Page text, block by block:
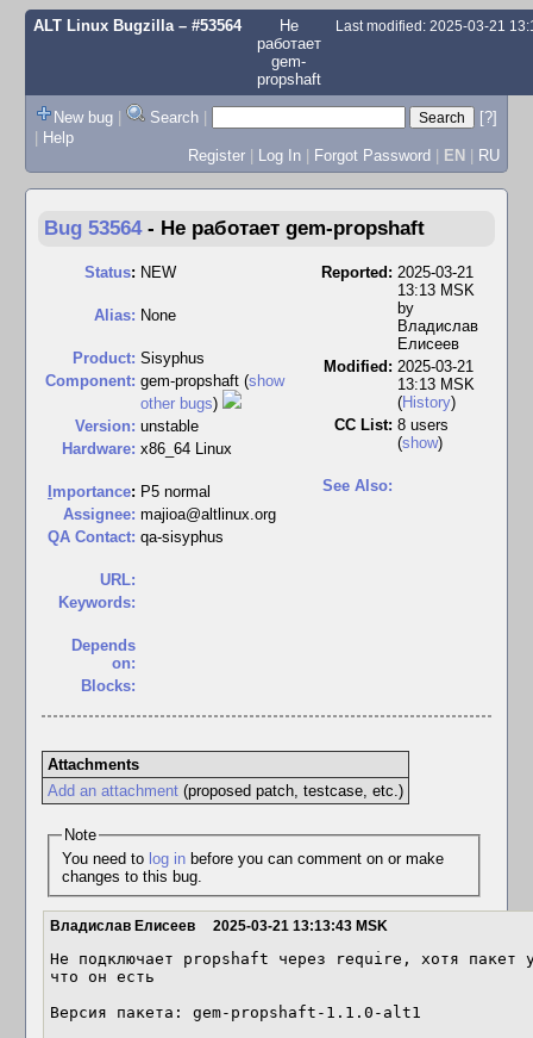
ALT Linux Bugzilla– #53564
Не
работает
gem-
propshaft
Last modified: 2025-03-21
New bug | Search |
[?]
| Help
Register | Log In | Forgot Password | EN | RU
Bug 53564 - Не работает gem-propshaft
Status: NEW
Alias: None
Product: Sisyphus
Component: gem-propshaft (show
other bugs)
Version: unstable
Hardware: x86_64 Linux
mportance: P5 normal
Assignee: majioa@altlinux.org
QA Contact: qa-sisyphus
URL:
Keywords:
Depends
on:
Blocks:
Reported: 2025-03-21
13:13 MSK
by
Владислав
Елисеев
Modified: 2025-03-21
13:13 MSK
(History)
CC List: 8 users
(show)
See Also:
Attachments
Add an attachment(proposed patch, testcase, etc.)
Note
You need to log inbefore you can comment on or make
changes to this bug.
Владислав Елисеев 2025-03-21 13:13:43 MSK
Не подключает propshaft через require, хотя пакет
что он есть
Версия пакета: gem-propshaft-1.1.0-alt1